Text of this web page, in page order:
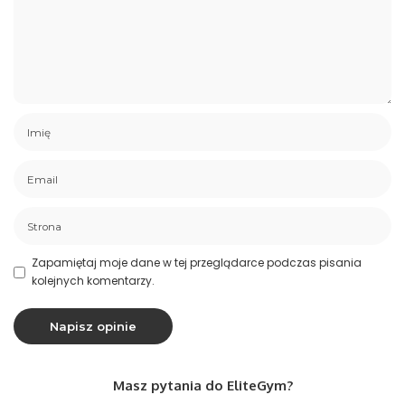
Zapamiętaj moje dane w tej przeglądarce podczas pisania
kolejnych komentarzy.
Masz pytania do EliteGym?